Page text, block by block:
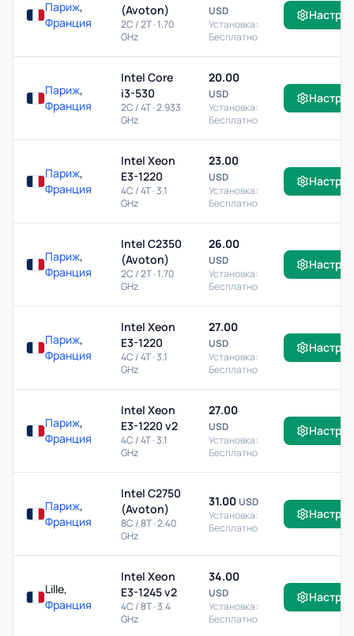
Париж,
Франция
(Avoton)
2C / 2T · 1.70
GHz
USD
Установка:
Бесплатно
Париж,
Франция
Intel Core
i3-530
2C / 4T · 2.933
GHz
20.00
USD
Установка:
Бесплатно
Париж,
Франция
Intel Xeon
E3-1220
4C / 4T · 3.1
GHz
23.00
USD
Установка:
Бесплатно
Париж,
Франция
Intel C2350
(Avoton)
2C / 2T · 1.70
GHz
26.00
USD
Установка:
Бесплатно
Париж,
Франция
Intel Xeon
E3-1220
4C / 4T · 3.1
GHz
27.00
USD
Установка:
Бесплатно
Париж,
Франция
Intel Xeon
E3-1220 v2
4C / 4T · 3.1
GHz
27.00
USD
Установка:
Бесплатно
Париж,
Франция
Intel C2750
(Avoton)
8C / 8T · 2.40
GHz
31.00USD
Установка:
Бесплатно
Lille,
Франция
Intel Xeon
E3-1245 v2
4C / 8T · 3.4
GHz
34.00
USD
Установка:
Бесплатно